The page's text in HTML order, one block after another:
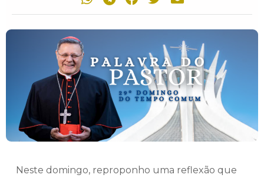
Neste domingo, reproponho uma reflexão que